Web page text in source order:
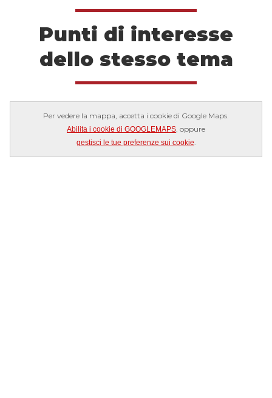
Punti di interesse
dello stesso tema
Per vedere la mappa, accetta i cookie di Google Maps.
Abilita i cookie di GOOGLEMAPS, oppure
gestisci le tue preferenze sui cookie.